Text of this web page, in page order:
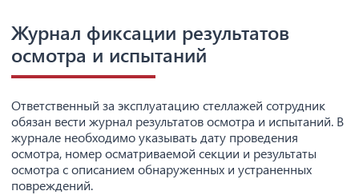
Журнал фиксации результатов
осмотра и испытаний
Ответственный за эксплуатацию стеллажей сотрудник
обязан вести журнал результатов осмотра и испытаний. В
журнале необходимо указывать дату проведения
осмотра, номер осматриваемой секции и результаты
осмотра с описанием обнаруженных и устраненных
повреждений.